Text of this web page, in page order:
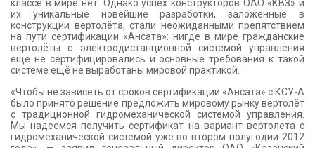
классе в мире нет. Однако успех конструкторов ОАО «КВЗ» и
их уникальные новейшие разработки, заложенные в
конструкции вертолёта, стали неожиданными препятствием
на пути сертификации «Ансата»: нигде в мире гражданские
вертолёты с электродистанционной системой управления
ещё не сертифицировались и основные требования к такой
системе ещё не выработаны мировой практикой.
«Чтобы не зависеть от сроков сертификации «Ансата» с КСУ-А
было принято решение предложить мировому рынку вертолёт
с традиционной гидромеханической системой управления.
Мы надеемся получить сертификат на вариант вертолёта с
гидромеханической системой уже во втором полугодии 2012